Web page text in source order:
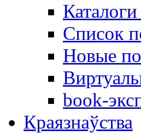
Список
Новые
book-
Краязнаўства